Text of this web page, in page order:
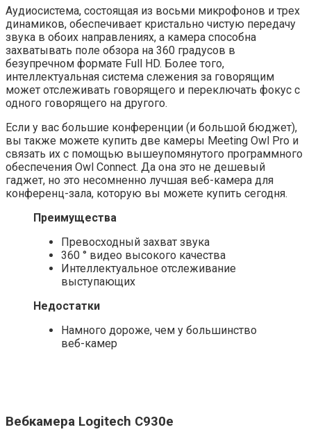
Аудиосистема, состоящая из восьми микрофонов и трех
динамиков, обеспечивает кристально чистую передачу
звука в обоих направлениях, а камера способна
захватывать поле обзора на 360 градусов в
безупречном формате Full HD. Более того,
интеллектуальная система слежения за говорящим
может отслеживать говорящего и переключать фокус с
одного говорящего на другого.
Если у вас большие конференции (и большой бюджет),
вы также можете купить две камеры Meeting Owl Pro и
связать их с помощью вышеупомянутого программного
обеспечения Owl Connect. Да она это не дешевый
гаджет, но это несомненно лучшая веб-камера для
конференц-зала, которую вы можете купить сегодня.
Преимущества
Превосходный захват звука
360 ° видео высокого качества
Интеллектуальное отслеживание
выступающих
Недостатки
Намного дороже, чем у большинство
веб-камер
Вебкамера Logitech C930e